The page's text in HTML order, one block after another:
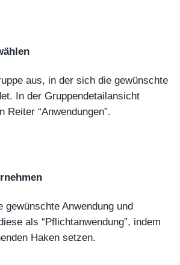
aus, in der sich die gewünschte
In der Gruppendetailansicht
Reiter “Anwendungen”.
gewünschte Anwendung und
als “Pflichtanwendung”, indem
Haken setzen.